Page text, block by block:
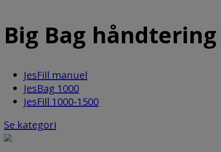
Big Bag håndtering
JesFill manuel
JesBag 1000
JesFill 1000-1500
Se kategori